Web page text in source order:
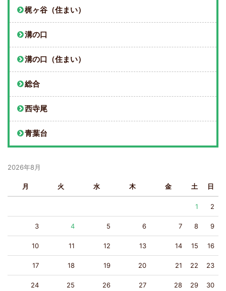
梶ヶ谷（住まい）
溝の口
溝の口（住まい）
総合
西寺尾
青葉台
2026年8月
月 火 水 木 金 土 日
1 2
3 4 5 6 7 8 9
10 11 12 13 14 15 16
17 18 19 20 21 22 23
24 25 26 27 28 29 30